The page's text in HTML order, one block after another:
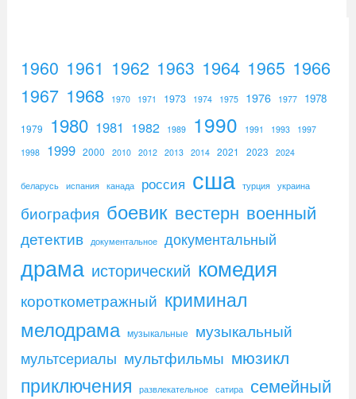
1960 1961 1962 1963 1964 1965 1966
1967 1968 1970 1971 1973 1974 1975 1976 1977 1978
1979 1980 1981 1982 1989 1990 1991 1993
1997
1998
1999 2000 2010 2012 2013 2014 2021 2023 2024
беларусь испания канада россия сша турция украина
биография боевик вестерн военный
детектив документальное документальный
драма исторический комедия
короткометражный криминал
мелодрама музыкальные музыкальный
мультсериалы мультфильмы мюзикл
приключения развлекательное сатира семейный